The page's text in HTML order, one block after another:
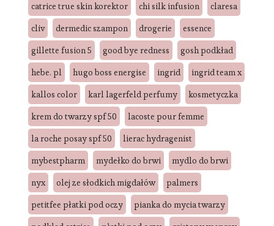
catrice true skin korektor
chi silk infusion
claresa
cliv
dermedic szampon drogerie
essence
gillette fusion 5
good bye redness
gosh podkład
hebe. pl
hugo boss energise ingrid
ingrid team x
kallos color
karl lagerfeld perfumy
kosmetyczka
krem do twarzy spf 50
lacoste pour femme
la roche posay spf 50
lierac hydragenist
mybestpharm
mydełko do brwi
mydlo do brwi
nyx
olej ze słodkich migdałów
palmers
petitfee płatki pod oczy
pianka do mycia twarzy